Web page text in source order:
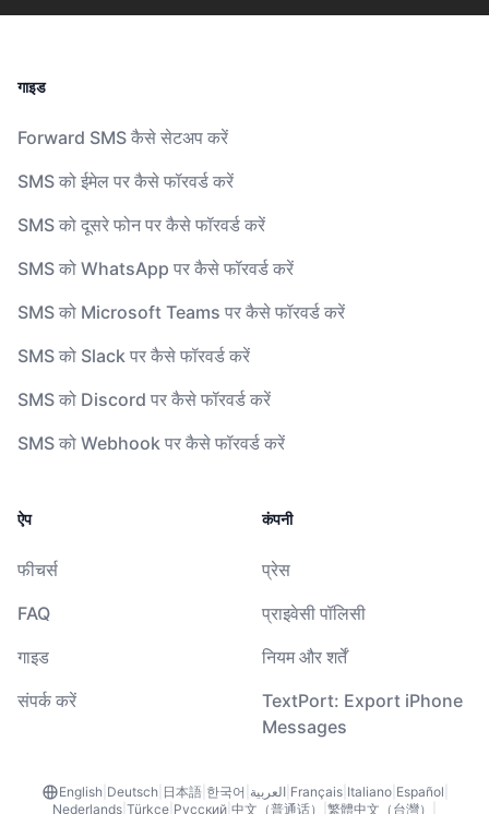
गाइड
Forward SMS कैसे सेटअप करें
SMS को ईमेल पर कैसे फॉरवर्ड करें
SMS को दूसरे फोन पर कैसे फॉरवर्ड करें
SMS को WhatsApp पर कैसे फॉरवर्ड करें
SMS को Microsoft Teams पर कैसे फॉरवर्ड करें
SMS को Slack पर कैसे फॉरवर्ड करें
SMS को Discord पर कैसे फॉरवर्ड करें
SMS को Webhook पर कैसे फॉरवर्ड करें
ऐप
फीचर्स
FAQ
गाइड
संपर्क करें
कंपनी
प्रेस
प्राइवेसी पॉलिसी
नियम और शर्तें
TextPort: Export iPhone
Messages
English Deutsch 日本語| 한국어 العربية| Français| Italiano| Español
Nederlands Türkçe Русский 中文（普通话） 繁體中文（台灣）